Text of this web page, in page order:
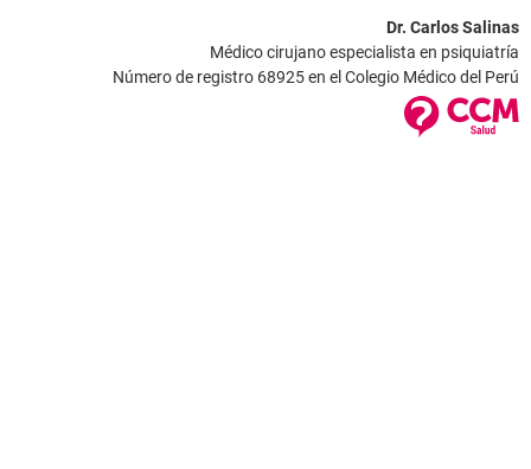
Dr. Carlos Salinas
Médico cirujano especialista en psiquiatría
Número de registro 68925 en el Colegio Médico del Perú